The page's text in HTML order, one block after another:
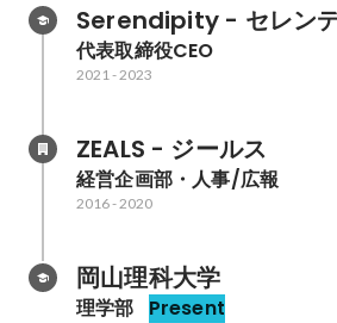
Serendipity - セレン
代表取締役CEO
2021 - 2023
ZEALS - ジールス
経営企画部・人事/広報
2016- 2020
岡山理科大学
理学部 Present